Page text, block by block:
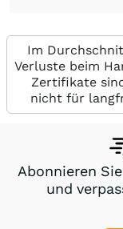
Im
Verluste beim
Zertifikate
nicht für
Abonnieren
und